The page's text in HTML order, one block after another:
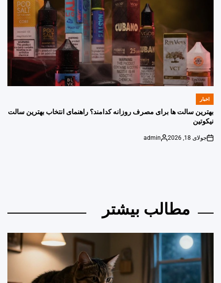
POSTED
اخبار
بهترین سالت ها برای مصرف روزانه کدامند؟ راهنمای انتخاب بهترین سالت
نیکوتین
on
جولای 18, 2026
Posted
admin
مطالب بیشتر